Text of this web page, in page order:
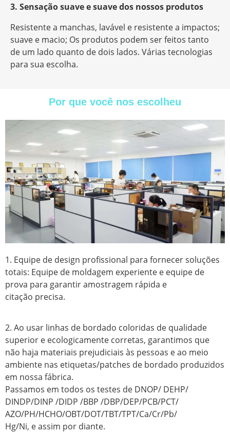
3. Sensação suave e suave dos nossos produtos
Resistente a manchas, lavável e resistente a impactos;
suave e macio; Os produtos podem ser feitos tanto
de um lado quanto de dois lados. Várias tecnologias
para sua escolha.
Por que você nos escolheu
1. Equipe de design profissional para fornecer soluções
totais: Equipe de moldagem experiente e equipe de
prova para garantir amostragem rápida e
citação precisa.
2. Ao usar linhas de bordado coloridas de qualidade
superior e ecologicamente corretas, garantimos que
não haja materiais prejudiciais às pessoas e ao meio
ambiente nas etiquetas/patches de bordado produzidos
em nossa fábrica.
Passamos em todos os testes de DNOP/ DEHP/
DINDP/DINP /DIDP /BBP /DBP/DEP/PCB/PCT/
AZO/PH/HCHO/OBT/DOT/TBT/TPT/Ca/Cr/Pb/
Hg/Ni, e assim por diante.